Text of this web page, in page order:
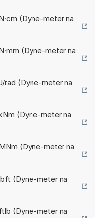
(Dyne-meter na
(Dyne-meter na
rad (Dyne-meter na
(Dyne-meter na
(Dyne-meter na
(Dyne-meter na
(Dyne-meter na